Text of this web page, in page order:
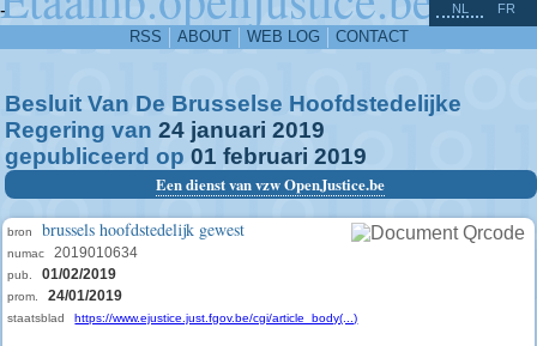
-
RSS ABOUT WEB LOG CONTACT
NL FR
Besluit Van De Brusselse Hoofdstedelijke
Regering van 24 januari 2019
gepubliceerd op 01 februari 2019
Een dienst van vzw OpenJustice.be
bron brussels hoofdstedelijk gewest
numac 2019010634
pub. 01/02/2019
prom. 24/01/2019
staatsblad https://www.ejustice.just.fgov.be/cgi/article_body(...)
^